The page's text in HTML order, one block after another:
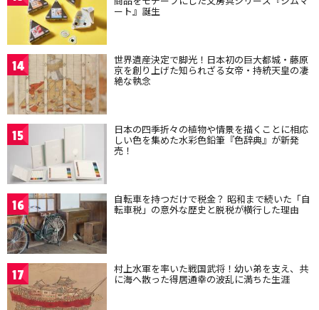
ート』誕生
14 世界遺産決定で脚光！日本初の巨大都城・藤原
京を創り上げた知られざる女帝・持統天皇の凄
絶な執念
15 日本の四季折々の植物や情景を描くことに相応
しい色を集めた水彩色鉛筆『色辞典』が新発
売！
16 自転車を持つだけで税金？ 昭和まで続いた「自
転車税」の意外な歴史と脱税が横行した理由
17 村上水軍を率いた戦国武将！幼い弟を支え、共
に海へ散った得居通幸の波乱に満ちた生涯